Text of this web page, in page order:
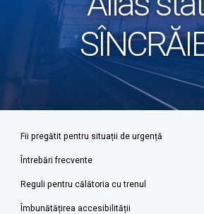
Fii pregătit pentru situații de urgență
Întrebări frecvente
Reguli pentru călătoria cu trenul
Îmbunătățirea accesibilității